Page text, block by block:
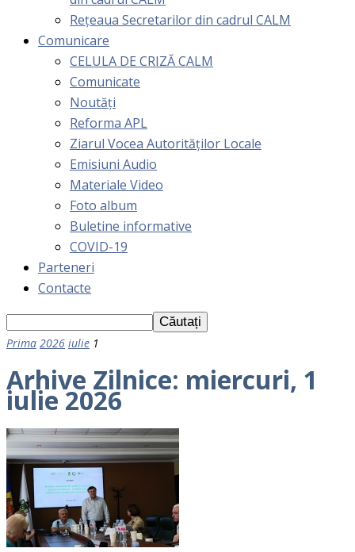
Rețeaua Secretarilor din cadrul CALM
Comunicare
CELULA DE CRIZĂ CALM
Comunicate
Noutăți
Reforma APL
Ziarul Vocea Autorităților Locale
Emisiuni Audio
Materiale Video
Foto album
Buletine informative
COVID-19
Parteneri
Contacte
Prima 2026 iulie 1
Arhive Zilnice: miercuri, 1
iulie 2026